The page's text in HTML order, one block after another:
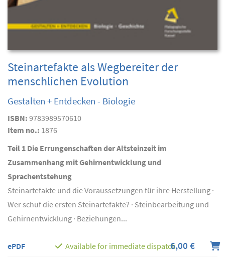
Steinartefakte als Wegbereiter der
menschlichen Evolution
Gestalten + Entdecken - Biologie
ISBN: 9783989570610
Item no.: 1876
Teil 1 Die Errungenschaften der Altsteinzeit im
Zusammenhang mit Gehirnentwicklung und
Sprachentstehung
Steinartefakte und die Voraussetzungen für ihre Herstellung ·
Wer schuf die ersten Steinartefakte? · Steinbearbeitung und
Gehirnentwicklung · Beziehungen...
ePDF Available for immediate dispatch6,00 €